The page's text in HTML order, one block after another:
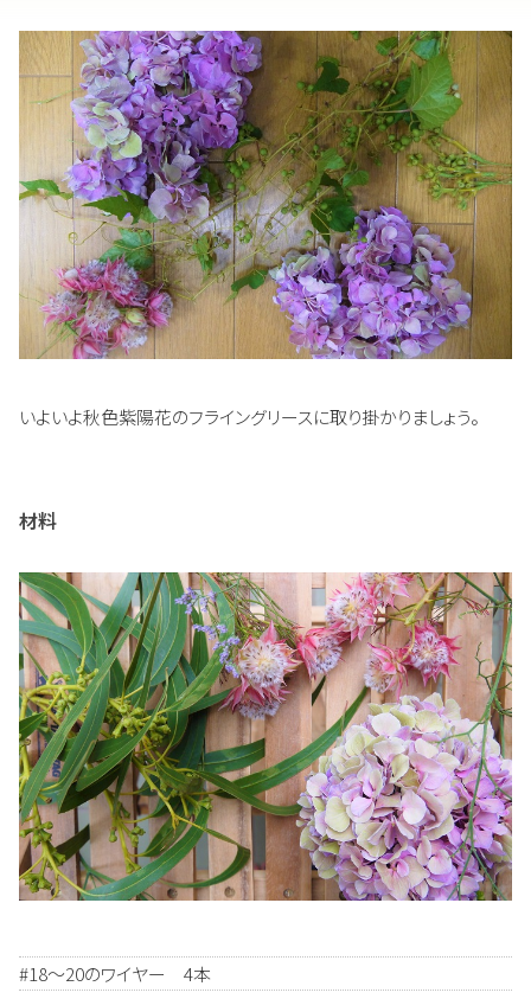
いよいよ秋色紫陽花のフライングリースに取り掛かりましょう。
材料
#18～20のワイヤー 4本